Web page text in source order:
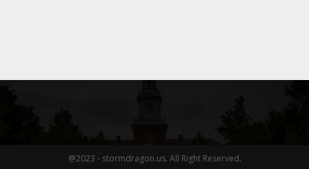
@2023 - stormdragon.us. All Right Reserved.